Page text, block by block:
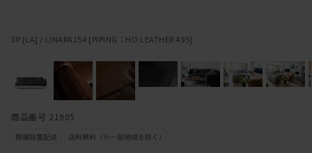
3P [LA] / LINARA154 [PIPING：HO LEATHER 495]
商品番号 21905